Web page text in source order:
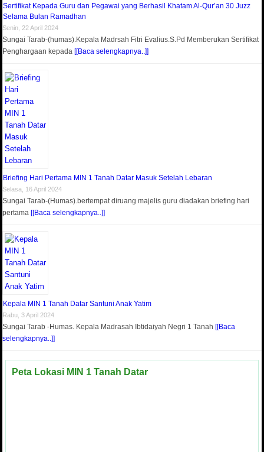
Sertifikat Kepada Guru dan Pegawai yang Berhasil Khatam Al-Qur’an 30 Juzz
Selama Bulan Ramadhan
Senin, 22 April 2024
Sungai Tarab-(humas).Kepala Madrsah Fitri Evalius.S.Pd Memberukan Sertifikat
Penghargaan kepada[[Baca selengkapnya..]]
Briefing Hari Pertama MIN 1 Tanah Datar Masuk Setelah Lebaran
Selasa, 16 April 2024
Sungai Tarab-(Humas).bertempat diruang majelis guru diadakan briefing hari
pertama[[Baca selengkapnya..]]
Kepala MIN 1 Tanah Datar Santuni Anak Yatim
Rabu, 3 April 2024
Sungai Tarab -Humas. Kepala Madrasah Ibtidaiyah Negri 1 Tanah[[Baca
selengkapnya..]]
Peta Lokasi MIN 1 Tanah Datar